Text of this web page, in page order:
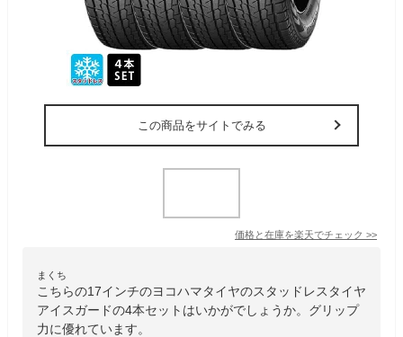
この商品をサイトでみる
価格と在庫を楽天でチェック >>
まくち
こちらの17インチのヨコハマタイヤのスタッドレスタイヤ
アイスガードの4本セットはいかがでしょうか。グリップ
力に優れています。